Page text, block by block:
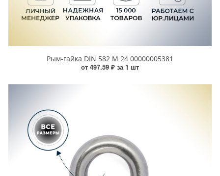
Рым-гайка DIN 582 М 24 00000005381
от 497.59 ₽ за 1 шт